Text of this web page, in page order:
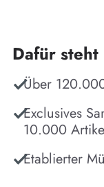
Dafür steht
Über
Exclusives
10.000
Etablierter